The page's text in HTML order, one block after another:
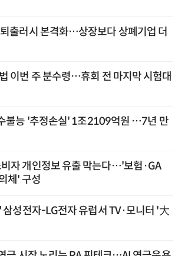
출러시 본격화…상장보다 상폐기업 더
이번 주 분수령…휴회 전 마지막 시험대
불능 '추정손실' 1조2109억원 …7년 만
비자 개인정보 유출 막는다…'보험·GA
체' 구성
삼성전자-LG전자 유럽서 TV·모니터 '大